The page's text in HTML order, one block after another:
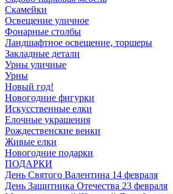
Скамейки
Освещение уличное
Фонарные столбы
Ландшафтное освещение, торшеры
Закладные детали
Урны уличные
Урны
Новый год!
Новогодние фигурки
Искусственные елки
Елочные украшения
Рождественские венки
Живые елки
Новогодние подарки
ПОДАРКИ
День Святого Валентина 14 февраля
День Защитника Отечества 23 февраля